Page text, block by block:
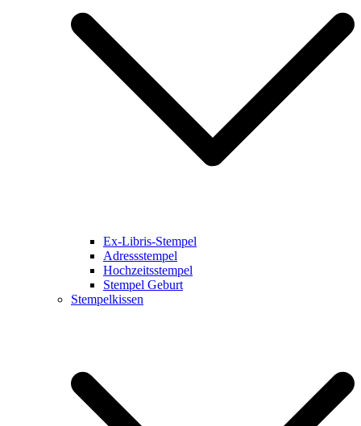
Ex-Libris-Stempel
Adressstempel
Hochzeitsstempel
Stempel Geburt
Stempelkissen